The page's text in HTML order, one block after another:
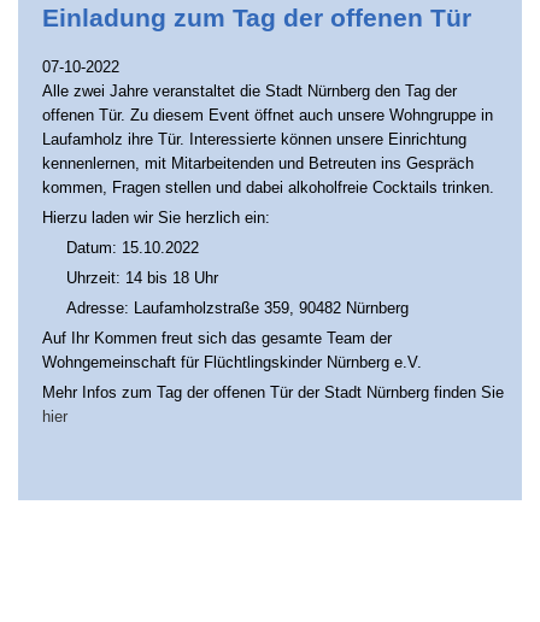
Einladung zum Tag der offenen Tür
07-10-2022
Alle zwei Jahre veranstaltet die Stadt Nürnberg den Tag der
offenen Tür. Zu diesem Event öffnet auch unsere Wohngruppe in
Laufamholz ihre Tür. Interessierte können unsere Einrichtung
kennenlernen, mit Mitarbeitenden und Betreuten ins Gespräch
kommen, Fragen stellen und dabei alkoholfreie Cocktails trinken.
Hierzu laden wir Sie herzlich ein:
Datum: 15.10.2022
Uhrzeit: 14 bis 18 Uhr
Adresse: Laufamholzstraße 359, 90482 Nürnberg
Auf Ihr Kommen freut sich das gesamte Team der
Wohngemeinschaft für Flüchtlingskinder Nürnberg e.V.
Mehr Infos zum Tag der offenen Tür der Stadt Nürnberg finden Sie
hier